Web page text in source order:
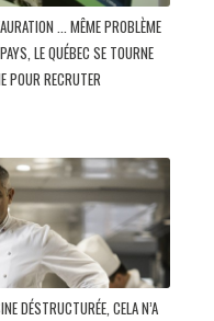
... MÊME PROBLÈME
LE QUÉBEC SE TOURNE
POUR RECRUTER
DÉSTRUCTURÉE, CELA N’A